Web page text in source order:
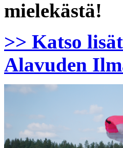
mielekästä!
>> Katso
Alavuden